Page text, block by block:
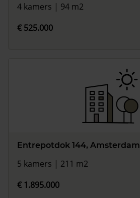
4 kamers | 94 m2
€ 525.000
Entrepotdok 144, Amsterdam
5 kamers | 211 m2
€ 1.895.000